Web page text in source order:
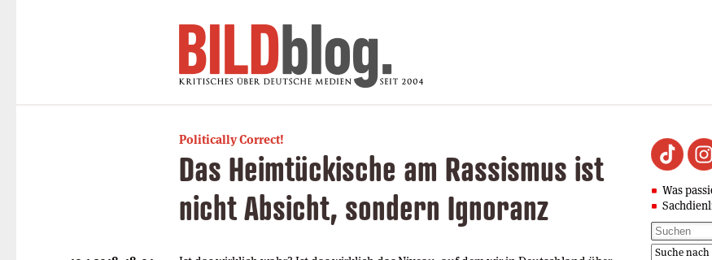
Politically Correct!
Das Heimtückische am Rassismus ist
nicht Absicht, sondern Ignoranz
Was